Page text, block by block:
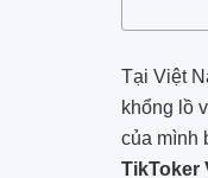
Tại Việt
khổng lồ
của mình
TikToker